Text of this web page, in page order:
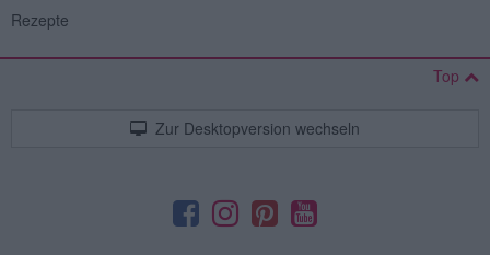
Rezepte
Top
Zur Desktopversion wechseln